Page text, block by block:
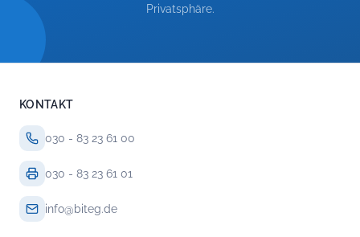
Privatsphäre.
KONTAKT
030 - 83 23 61 00
030 - 83 23 61 01
info@biteg.de